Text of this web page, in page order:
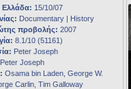
Ελλάδα: 15/10/07
Documentary | History
προβολής: 2007
8.1/10 (51161)
Peter Joseph
Peter Joseph
Osama bin Laden, George W.
Carlin, Tim Galloway